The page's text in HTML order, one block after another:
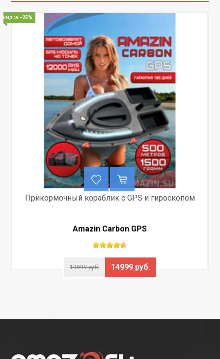
Скидка -25%
Прикормочный кораблик с GPS и гироскопом
Amazin Carbon GPS
19999 руб. 14999 руб.